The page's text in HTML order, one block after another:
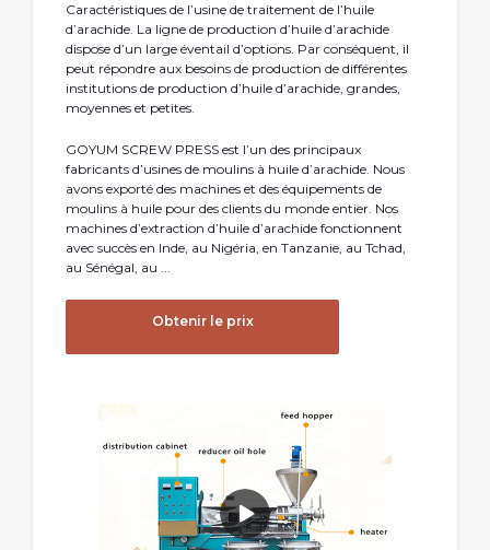
Caractéristiques de l’usine de traitement de l’huile
d’arachide. La ligne de production d’huile d’arachide
dispose d’un large éventail d’options. Par conséquent, il
peut répondre aux besoins de production de différentes
institutions de production d’huile d’arachide, grandes,
moyennes et petites.
GOYUM SCREW PRESS est l’un des principaux
fabricants d’usines de moulins à huile d’arachide. Nous
avons exporté des machines et des équipements de
moulins à huile pour des clients du monde entier. Nos
machines d’extraction d’huile d’arachide fonctionnent
avec succès en Inde, au Nigéria, en Tanzanie, au Tchad,
au Sénégal, au ...
Obtenir le prix